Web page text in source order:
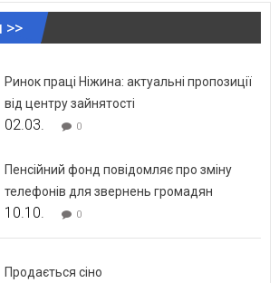
>>
Ринок праці Ніжина: актуальні пропозиції
від центру зайнятості
02.03. 0
Пенсійний фонд повідомляє про зміну
телефонів для звернень громадян
10.10. 0
Продається сіно